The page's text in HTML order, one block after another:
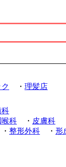
・ 理髪店
科
科 ・ 皮膚科
整形外科 ・ 形